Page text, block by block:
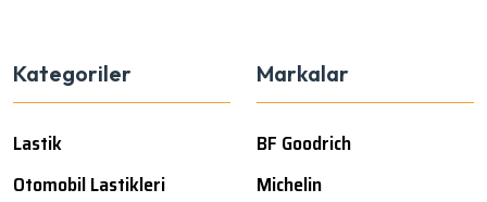
Kategoriler
Lastik
Otomobil Lastikleri
Markalar
BF Goodrich
Michelin